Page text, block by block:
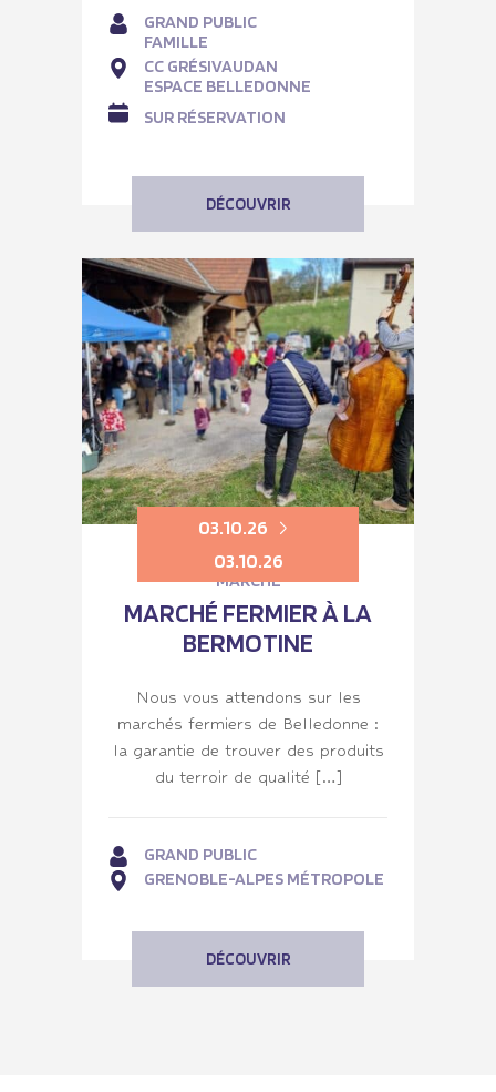
GRAND PUBLIC
FAMILLE
CC GRÉSIVAUDAN
ESPACE BELLEDONNE
SUR RÉSERVATION
DÉCOUVRIR
03.10.26
03.10.26
MARCHÉ
MARCHÉ FERMIER À LA
BERMOTINE
Nous vous attendons sur les
marchés fermiers de Belledonne :
la garantie de trouver des produits
du terroir de qualité […]
GRAND PUBLIC
GRENOBLE-ALPES MÉTROPOLE
DÉCOUVRIR